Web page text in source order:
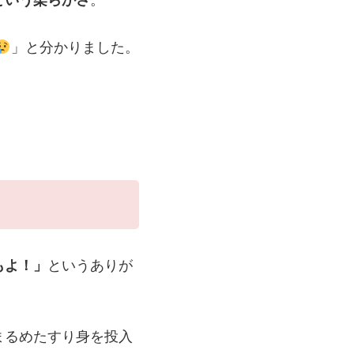
」と分かりました。
！」 というありが
めたすり身を投入